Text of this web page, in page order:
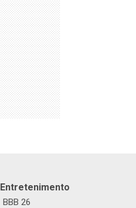
Entretenimento
BBB 26